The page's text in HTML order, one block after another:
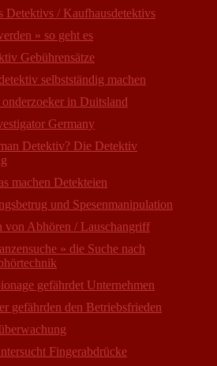
Detektivs / Kaufhausdetektivs
» so geht es
Gebührensätze
selbstständig machen
in Duitsland
Germany
Detektiv? Die Detektiv
machen Detekteien
und Spesenmanipulation
von Abhören / Lauschangriff
» die Suche nach
gefährdet Unternehmen
gefährden den Betriebsfrieden
Fingerabdrücke